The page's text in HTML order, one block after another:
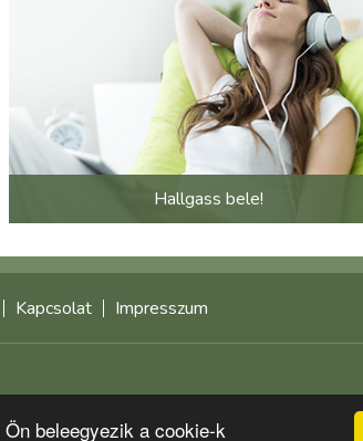
beleegyezik a cookie-k
Hallgass bele!
Kapcsolat Impresszum
©2021 multimediaplaza.com